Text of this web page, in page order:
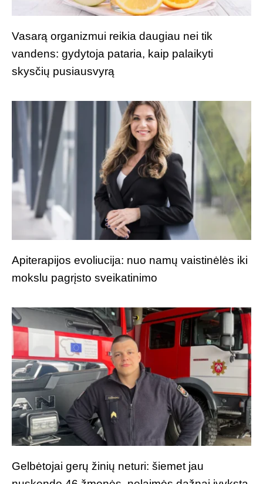
Vasarą organizmui reikia daugiau nei tik
vandens: gydytoja pataria, kaip palaikyti
skysčių pusiausvyrą
Apiterapijos evoliucija: nuo namų vaistinėlės iki
mokslu pagrįsto sveikatinimo
Gelbėtojai gerų žinių neturi: šiemet jau